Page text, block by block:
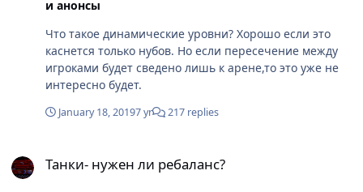
и анонсы
Что такое динамические уровни? Хорошо если это
каснется только нубов. Но если пересечение между
игроками будет сведено лишь к арене,то это уже не
интересно будет.
January 18, 20197 yr 217 replies
Танки- нужен ли ребаланс?